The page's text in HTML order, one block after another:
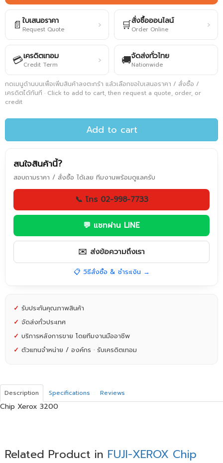
📄 ใบเสนอราคา
Request Quote › 🛒สั่งซื้อออนไลน์
Order Online ›
💳เครดิตเทอม
Credit Term › 🚚จัดส่งทั่วไทย
Nationwide
กดเมนูด้านบนเพื่อเพิ่มสินค้าลงตะกร้า แล้วเลือกขอใบเสนอราคา / สั่งซื้อ /
เครดิตได้ทันที · Click to add to cart, then request a quote, order, or
credit
Add to cart
สนใจสินค้านี้?
สอบถามราคา / สั่งซื้อ ได้เลย ทีมงานพร้อมดูแลครับ
📞 โทร 02-998-7733
💬 แชทผ่าน LINE
✉️ ส่งข้อความถึงเรา
📋 วิธีสั่งซื้อ & ชำระเงิน →
✓ รับประกันคุณภาพสินค้า
✓ จัดส่งทั่วประเทศ
✓ บริการหลังการขาย โดยทีมงานมืออาชีพ
✓ ตัวแทนจำหน่าย / องค์กร · รับเครดิตเทอม
Description Specifications Reviews
Chip Xerox 3200
Related Product in FUJI-XEROX Chip